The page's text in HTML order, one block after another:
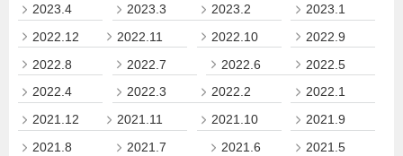
2023.4
2023.3 2023.2
2023.1
2022.12
2022.11 2022.10
2022.9
2022.8
2022.7 2022.6
2022.5
2022.4
2022.3 2022.2
2022.1
2021.12
2021.11 2021.10
2021.9
2021.8
2021.7 2021.6
2021.5